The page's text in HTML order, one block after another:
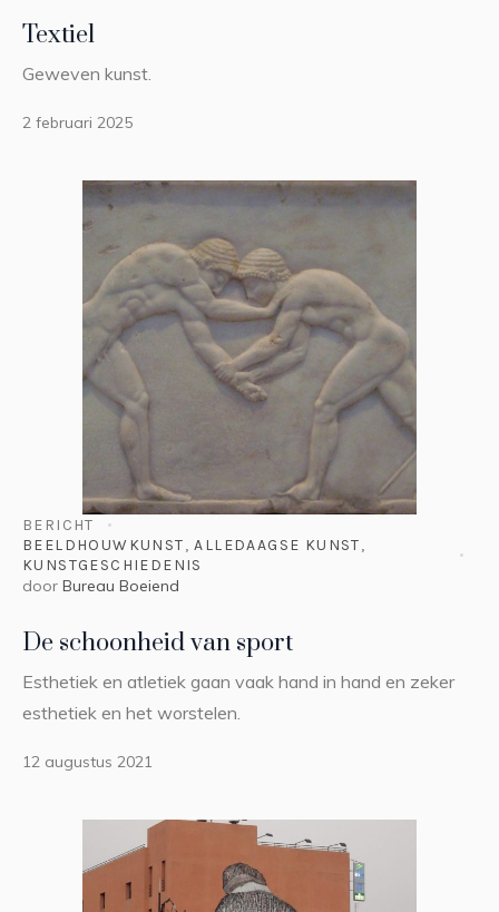
Textiel
Geweven kunst.
2 februari 2025
BERICHT
BEELDHOUWKUNST,ALLEDAAGSE KUNST,
KUNSTGESCHIEDENIS
door Bureau Boeiend
De schoonheid van sport
Esthetiek en atletiek gaan vaak hand in hand en zeker
esthetiek en het worstelen.
12 augustus 2021